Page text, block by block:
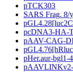
pTCK303
SARS Frag. 8/
pcDNA3-HA-
pAAV-CAG-
pHer.aur-bgl1-
pAAVLINKv2-